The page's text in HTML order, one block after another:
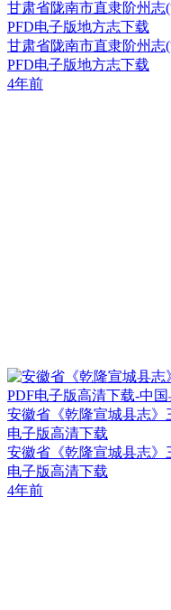
甘肃省陇南市直隶阶州志
PFD电子版地方志下载
甘肃省陇南市直隶阶州志
PFD电子版地方志下载
4年前
安徽省《乾隆宣城县志》
电子版高清下载
安徽省《乾隆宣城县志》
电子版高清下载
4年前